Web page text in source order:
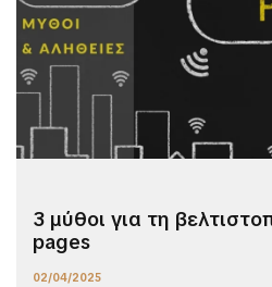
3 μύθοι για τη
pages
02/04/2025